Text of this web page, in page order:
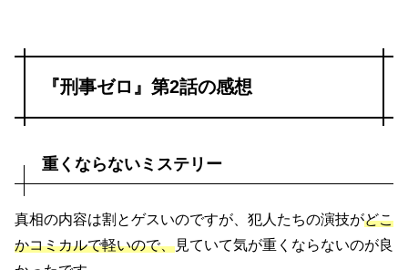
『刑事ゼロ』第2話の感想
重くならないミステリー
真相の内容は割とゲスいのですが、犯人たちの演技がどこ
かコミカルで軽いので、見ていて気が重くならないのが良